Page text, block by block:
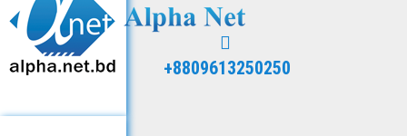
+8809613250250